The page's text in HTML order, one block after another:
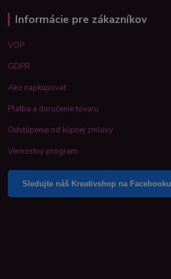
Informácie pre zákazníkov
VOP
GDPR
Ako napkupovať
Platba a doručenie tovaru
Odstúpenie od kúpnej zmluvy
Vernostný program
Sledujte náš Kreativshop na Facebooku